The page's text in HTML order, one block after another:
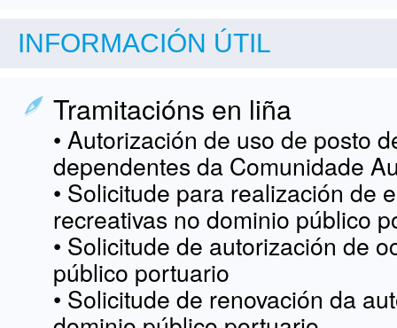
INFORMACIÓN ÚTIL
Tramitacións en liña
• Autorización de uso de posto
dependentes da Comunidade
• Solicitude para realización de
recreativas no dominio público
• Solicitude de autorización de
público portuario
• Solicitude de renovación da